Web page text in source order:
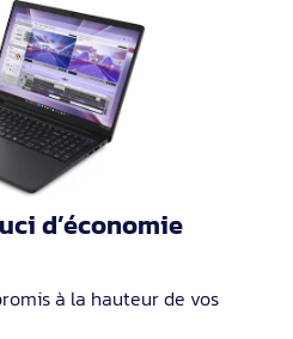
d’économie
à la hauteur de vos